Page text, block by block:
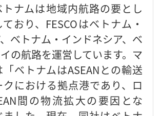
トナムは地域内航路の要とし
おり、FESCOはベトナム・
ベトナム・インドネシア、ベ
の航路を運営しています。マ
ベトナムはASEANとの輸送
における拠点港であり、ロ
間の物流拡大の要因とな